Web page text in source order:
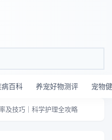
病百科 养宠好物测评 宠物
及技巧｜科学护理全攻略